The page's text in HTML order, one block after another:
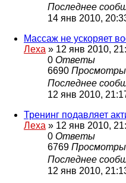
Последнее
14 янв 2010,
Массаж не ускоряет
Леха » 12 янв 2010,
0 Ответы
6690 Просмотры
Последнее
12 янв 2010,
Тренинг подавляет
Леха » 12 янв 2010,
0 Ответы
6769 Просмотры
Последнее
12 янв 2010,